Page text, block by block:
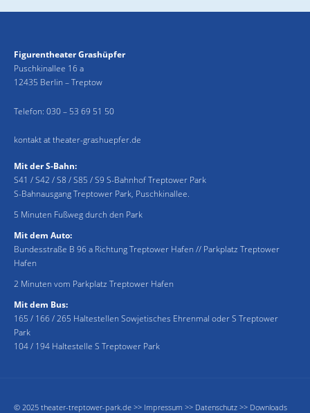
Figurentheater Grashüpfer
Puschkinallee 16 a
12435 Berlin – Treptow
Telefon: 030 – 53 69 51 50
kontakt at theater-grashuepfer.de
Mit der S-Bahn:
S41 / S42 / S8 / S85 / S9 S-Bahnhof Treptower Park
S-Bahnausgang Treptower Park, Puschkinallee.
5 Minuten Fußweg durch den Park
Mit dem Auto:
Bundesstraße B 96 a Richtung Treptower Hafen // Parkplatz Treptower
Hafen
2 Minuten vom Parkplatz Treptower Hafen
Mit dem Bus:
165 / 166 / 265 Haltestellen Sowjetisches Ehrenmal oder S Treptower
Park
104 / 194 Haltestelle S Treptower Park
© 2025 theater-treptower-park.de >> Impressum >> Datenschutz >> Downloads